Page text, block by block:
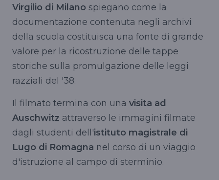
Virgilio di Milano spiegano come la
documentazione contenuta negli archivi
della scuola costituisca una fonte di grande
valore per la ricostruzione delle tappe
storiche sulla promulgazione delle leggi
razziali del '38.
Il filmato termina con una visita ad
Auschwitz attraverso le immagini filmate
dagli studenti dell'istituto magistrale di
Lugo di Romagna nel corso di un viaggio
d'istruzione al campo di sterminio.